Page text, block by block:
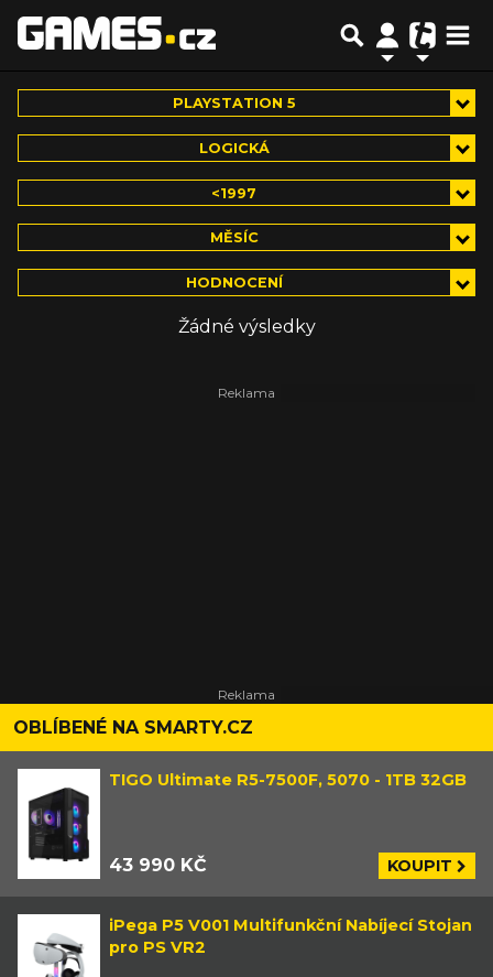
PLAYSTATION 5
LOGICKÁ
<1997
MĚSÍC
HODNOCENÍ
Žádné výsledky
OBLÍBENÉ NA SMARTY.CZ
TIGO Ultimate R5-7500F, 5070 - 1TB 32GB
43 990 KČ KOUPIT
iPega P5 V001 Multifunkční Nabíjecí Stojan
pro PS VR2